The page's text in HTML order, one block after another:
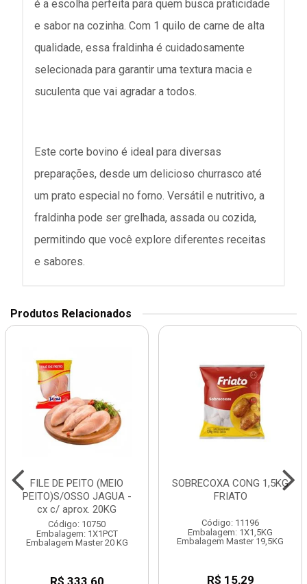
é a escolha perfeita para quem busca praticidade
e sabor na cozinha. Com 1 quilo de carne de alta
qualidade, essa fraldinha é cuidadosamente
selecionada para garantir uma textura macia e
suculenta que vai agradar a todos.
Este corte bovino é ideal para diversas
preparações, desde um delicioso churrasco até
um prato especial no forno. Versátil e nutritivo, a
fraldinha pode ser grelhada, assada ou cozida,
permitindo que você explore diferentes receitas
e sabores.
Produtos Relacionados
FILE DE PEITO (MEIO
PEITO)S/OSSO JAGUA -
cx c/ aprox. 20KG
Código: 10750
Embalagem: 1X1PCT
Embalagem Master 20 KG
R$ 333,60
SOBRECOXA CONG 1,5KG
FRIATO
Código: 11196
Embalagem: 1X1,5KG
Embalagem Master 19,5KG
R$ 15,29